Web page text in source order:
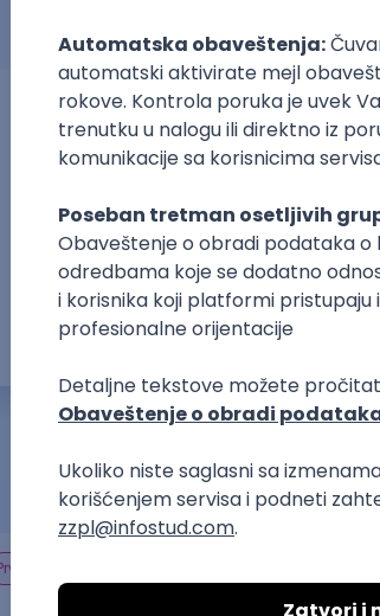
Ilustrator
umetnost
prvi posao